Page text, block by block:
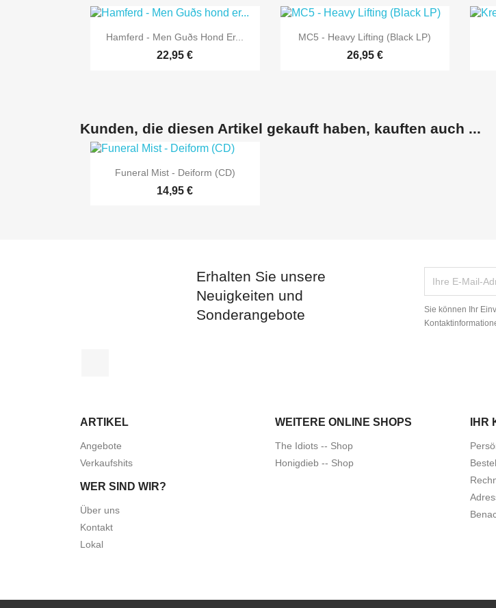
 Vorschau
Hamferd - Men Guðs Hond Er...
22,95 €
 Vorschau
MC5 - Heavy Lifting (Black LP)
26,95 €
Kunden, die diesen Artikel gekauft haben, kauften auch ...
 Vorschau
Funeral Mist - Deiform (CD)
14,95 €
Erhalten Sie unsere
Neuigkeiten und
Sonderangebote
Sie können Ihr
ARTIKEL
Angebote
Verkaufshits
WEITERE ONLINE SHOPS
The Idiots -- Shop
Honigdieb -- Shop
WER SIND WIR?
Über uns
Kontakt
Lokal
IHR